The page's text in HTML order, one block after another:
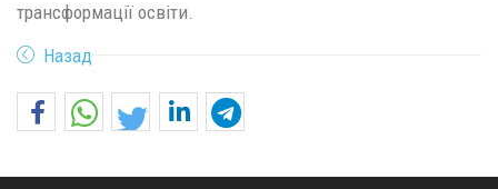
трансформації освіти.
Назад